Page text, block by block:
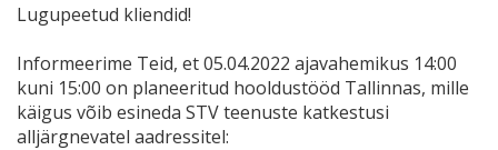
Lugupeetud kliendid!
Informeerime Teid, et 05.04.2022 ajavahemikus 14:00
kuni 15:00 on planeeritud hooldustööd Tallinnas, mille
käigus võib esineda STV teenuste katkestusi
alljärgnevatel aadressitel: